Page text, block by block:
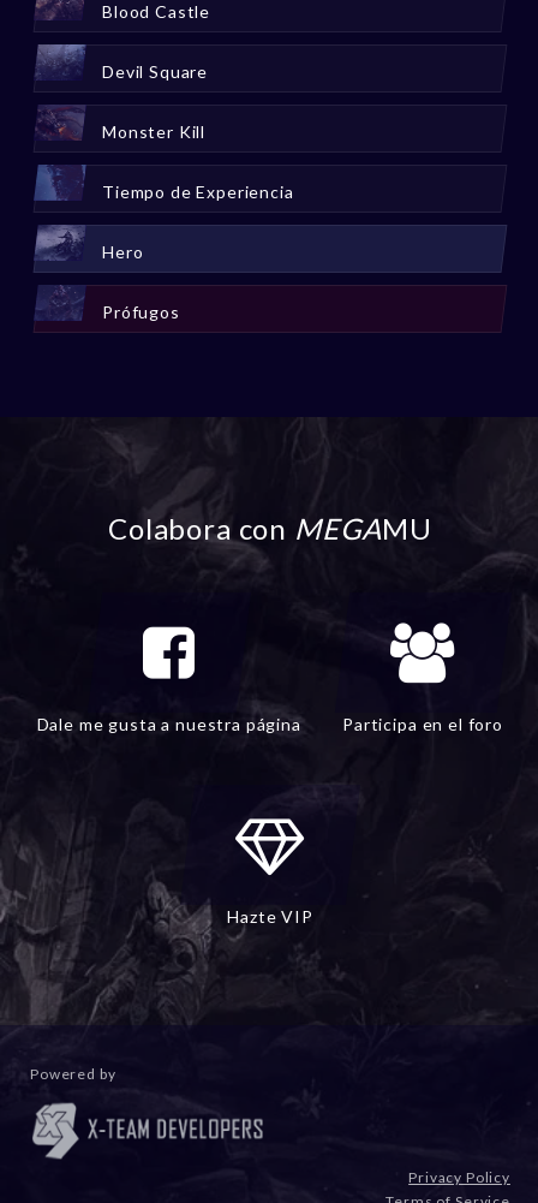
Blood Castle
Devil Square
Monster Kill
Tiempo de Experiencia
Hero
Prófugos
Colabora con MEGAMU
Dale me gusta a nuestra página Participa en el foro
Hazte VIP
Powered by
Privacy Policy